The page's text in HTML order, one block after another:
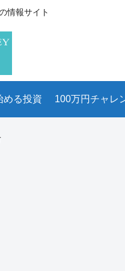
情報サイト
める投資 100万円チャレ